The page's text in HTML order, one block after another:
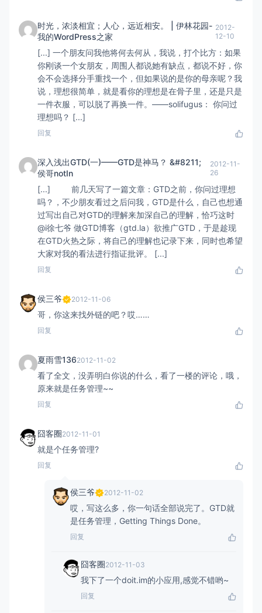
时光，浓淡相宜；人心，远近相安。 | 伊林花园-
我的WordPress之家
2012-
12-10
[...] 一个朋友问我他将何去何从，我说，打个比方：如果
你刚谈一个女朋友，周围人都说她有缺点，都说不好，你
会不会选择分手重找一个，但如果说的是你的母亲呢？我
说，理想很简单，就是看你的理想是在骨子里，还是只是
一件衣服，可以脱了再换一件。——solifugus： 你问过
理想吗？ [...]
回复
深入浅出GTD(一)——GTD是神马？ &#8211;
侯哥notIn
2012-11-
26
[...] 前几天写了一篇文章：GTD之前，你问过理想
吗？，不少朋友看过之后问我，GTD是什么，自己也想通
过写出自己对GTD的理解来加深自己的理解，恰巧这时
@i徐七爷 做GTD博客（gtd.la）欲推广GTD，于是趁现
在GTD火热之际，将自己的理解也记录下来，同时也希望
大家对我的看法进行指证批评。 [...]
回复
侯三爷 2012-11-06
哥，你这来找外链的吧？哎……
回复
夏雨雪1362012-11-02
看了全文，没弄明白你说的什么，看了一楼的评论，哦，
原来就是任务管理~~
回复
囧客圈2012-11-01
就是个任务管理?
回复
侯三爷 2012-11-02
哎，写这么多，你一句话全部说完了。GTD就
是任务管理，Getting Things Done。
回复
囧客圈2012-11-03
我下了一个doit.im的小应用,感觉不错哟~
回复